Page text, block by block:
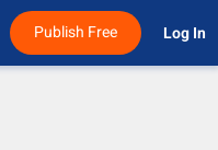
Publish Free Log In